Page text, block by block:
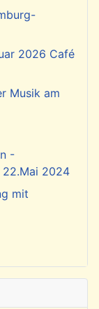
2026 Café
Musik am
-
22.Mai 2024
mit